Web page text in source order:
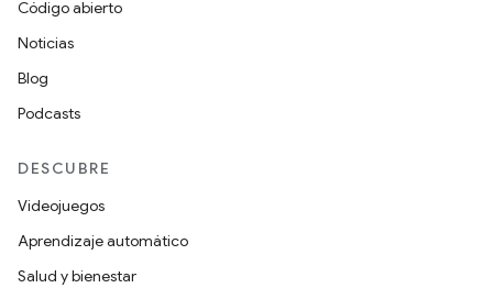
Código abierto
Noticias
Blog
Podcasts
DESCUBRE
Videojuegos
Aprendizaje automático
Salud y bienestar